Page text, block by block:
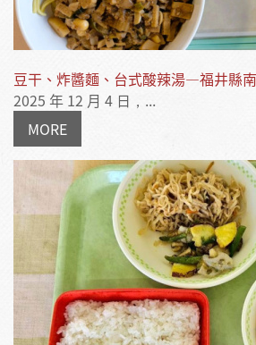
豆干、炸醬麵、台式酸辣湯—福井縣
2025 年 12 月 4 日，...
MORE